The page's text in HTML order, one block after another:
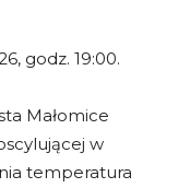
godz. 19:00.
Małomice
w
temperatura